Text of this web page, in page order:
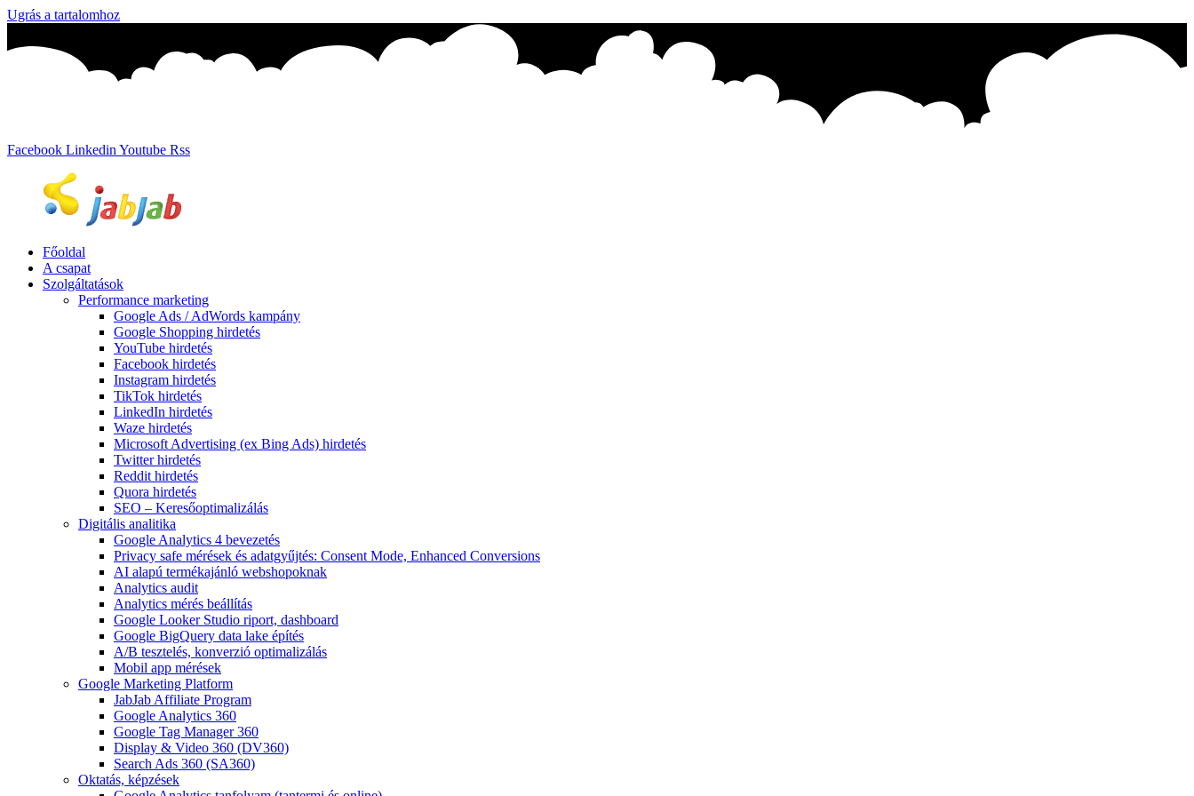
Ugrás a tartalomhoz
Facebook Linkedin Youtube Rss
Főoldal
A csapat
Szolgáltatások
Performance marketing
Google Ads / AdWords kampány
Google Shopping hirdetés
YouTube hirdetés
Facebook hirdetés
Instagram hirdetés
TikTok hirdetés
LinkedIn hirdetés
Waze hirdetés
Microsoft Advertising (ex Bing Ads) hirdetés
Twitter hirdetés
Reddit hirdetés
Quora hirdetés
SEO – Keresőoptimalizálás
Digitális analitika
Google Analytics 4 bevezetés
Privacy safe mérések és adatgyűjtés: Consent Mode, Enhanced Conversions
AI alapú termékajánló webshopoknak
Analytics audit
Analytics mérés beállítás
Google Looker Studio riport, dashboard
Google BigQuery data lake építés
A/B tesztelés, konverzió optimalizálás
Mobil app mérések
Google Marketing Platform
JabJab Affiliate Program
Google Analytics 360
Google Tag Manager 360
Display & Video 360 (DV360)
Search Ads 360 (SA360)
Oktatás, képzések